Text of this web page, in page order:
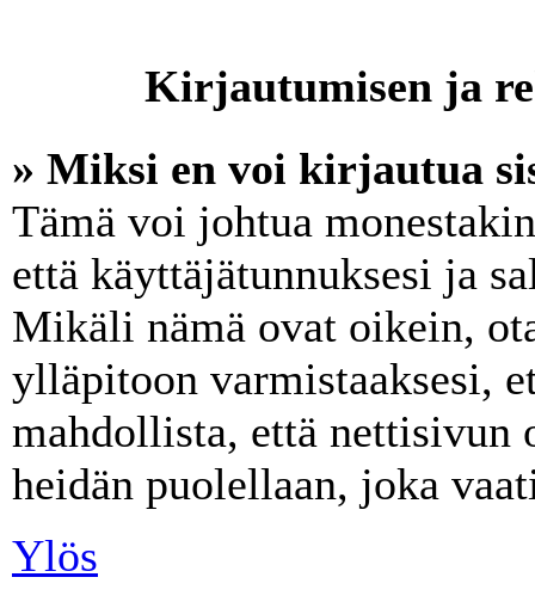
Kirjautumisen ja
» Miksi en voi kirjautua
Tämä voi johtua
että käyttäjätunnuksesi ja
Mikäli nämä ovat oikein,
ylläpitoon varmistaaksesi,
mahdollista, että
heidän puolellaan, joka
Ylös